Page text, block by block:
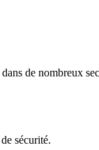
de nombreux
sécurité.